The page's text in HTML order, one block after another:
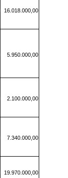
16.018.000,00
5.950.000,00
2.100.000,00
7.340.000,00
19.970.000,00